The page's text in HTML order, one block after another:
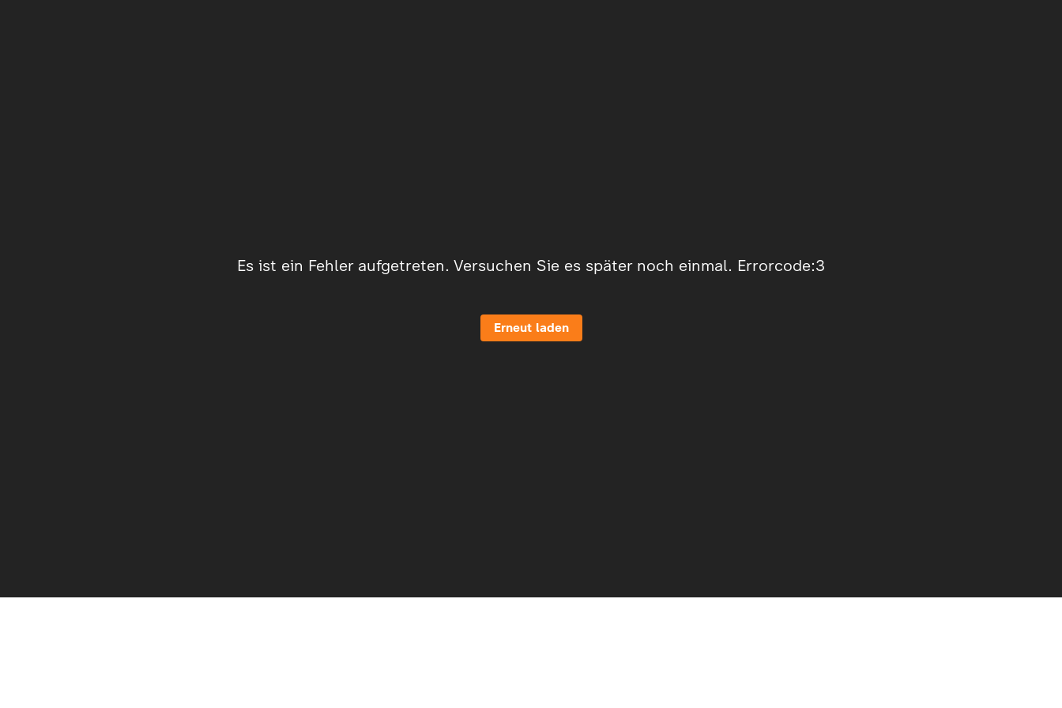
Es ist ein Fehler aufgetreten. Versuchen Sie es später noch einmal. Errorcode:3
Erneut laden